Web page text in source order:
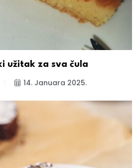
užitak za sva čula
14. Januara 2025.